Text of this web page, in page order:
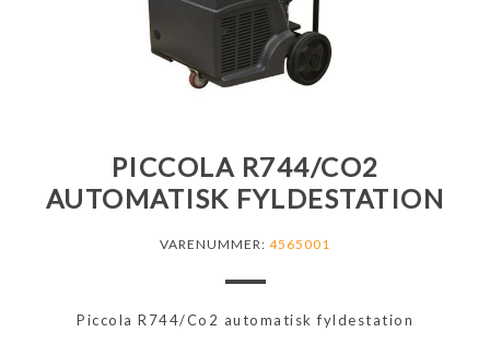
PICCOLA R744/CO2
AUTOMATISK FYLDESTATION
VARENUMMER: 4565001
Piccola R744/Co2 automatisk fyldestation